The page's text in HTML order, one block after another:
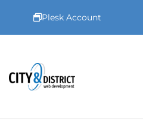
Plesk Account